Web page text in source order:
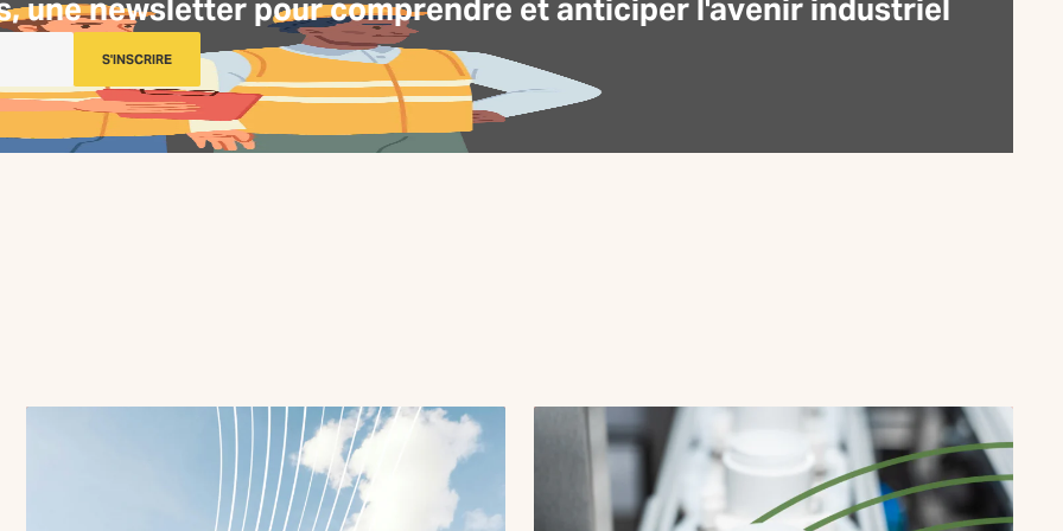
unenewsletter pour comprendre et anticiper l'avenir industriel
S'INSCRIRE